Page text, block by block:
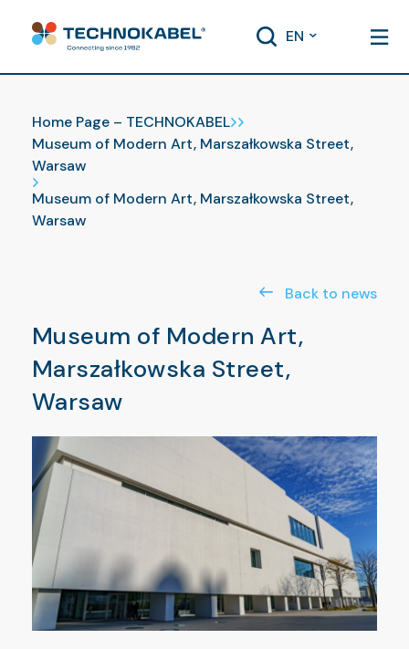
EN
News
Home Page – TECHNOKABEL
Museum of Modern Art, Marszałkowska Street,
Warsaw
Museum of Modern Art, Marszałkowska Street,
Warsaw
Museum of Modern Art,
Marszałkowska Street,
Warsaw
Back to news